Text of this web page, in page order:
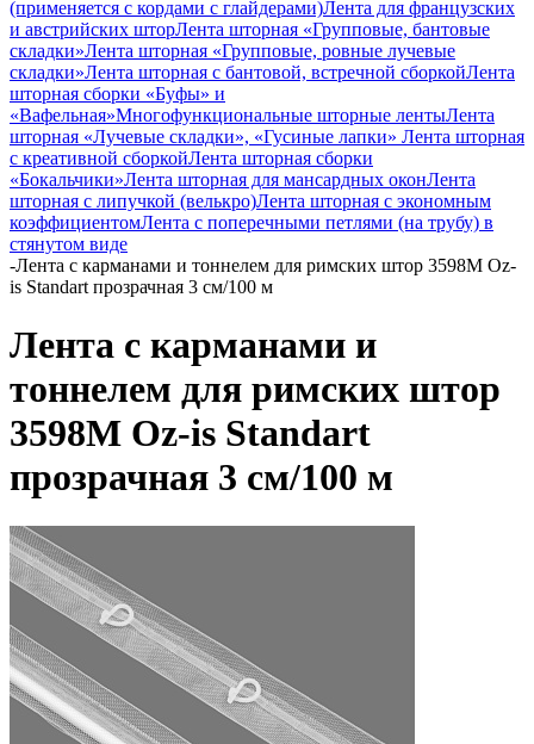
(применяется с кордами с глайдерами)Лента для французских
и австрийских шторЛента шторная «Групповые, бантовые
складки»Лента шторная «Групповые, ровные лучевые
складки»Лента шторная с бантовой, встречной сборкойЛента
шторная сборки «Буфы» и
«Вафельная»Многофункциональные шторные лентыЛента
шторная «Лучевые складки», «Гусиные лапки» Лента шторная
с креативной сборкойЛента шторная сборки
«Бокальчики»Лента шторная для мансардных оконЛента
шторная с липучкой (велькро)Лента шторная с экономным
коэффициентомЛента с поперечными петлями (на трубу) в
стянутом виде
-Лента с карманами и тоннелем для римских штор 3598M Oz-
is Standart прозрачная 3 см/100 м
Лента с карманами и
тоннелем для римских штор
3598M Oz-is Standart
прозрачная 3 см/100 м